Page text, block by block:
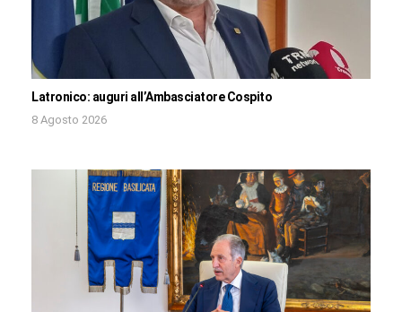
Latronico: auguri all’Ambasciatore Cospito
8 Agosto 2026